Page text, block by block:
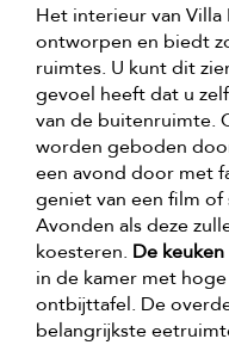
Het interieur van
ontworpen en biedt
ruimtes. U kunt dit
gevoel heeft dat u
van de buitenruimte.
worden geboden
een avond door met
geniet van een film
Avonden als deze
koesteren. De
in de kamer met
ontbijttafel. De
belangrijkste